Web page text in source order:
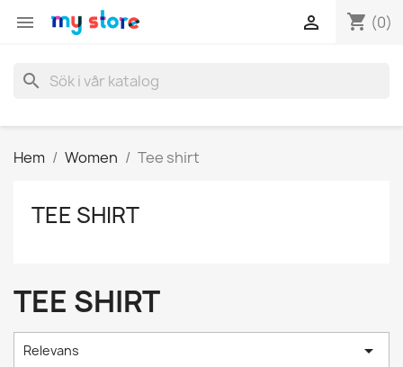
 shopping_cart (0)

search
Hem Women Tee shirt
TEE SHIRT
TEE SHIRT
Relevans 